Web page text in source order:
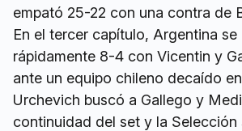
empató 25-22 con una contra de
En el tercer capítulo, Argentina se
rápidamente 8-4 con Vicentin y
ante un equipo chileno decaído
Urchevich buscó a Gallego y
continuidad del set y la Selección